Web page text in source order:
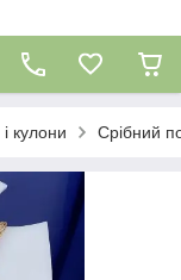
і кулони Срібний